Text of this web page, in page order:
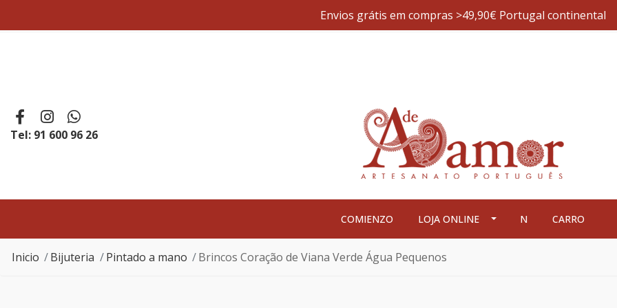
Envios grátis em compras >49,90€ Portugal continental
Tel: 91 600 96 26
COMIENZO LOJA ONLINE N CARRO
Inicio Bijuteria Pintado a mano Brincos Coração de Viana Verde Água Pequenos